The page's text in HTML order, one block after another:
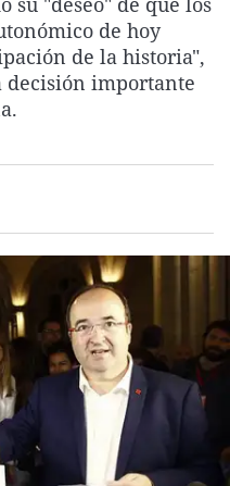
La rosa de los vientos
Gente viajera
Como el perro y el
Caso
Retornados
Equipo de
Extremadura
Galicia
La Rioja
País Vasco
Virales
Televisión
Elecciones
de hoy
de la historia",
decisión importante